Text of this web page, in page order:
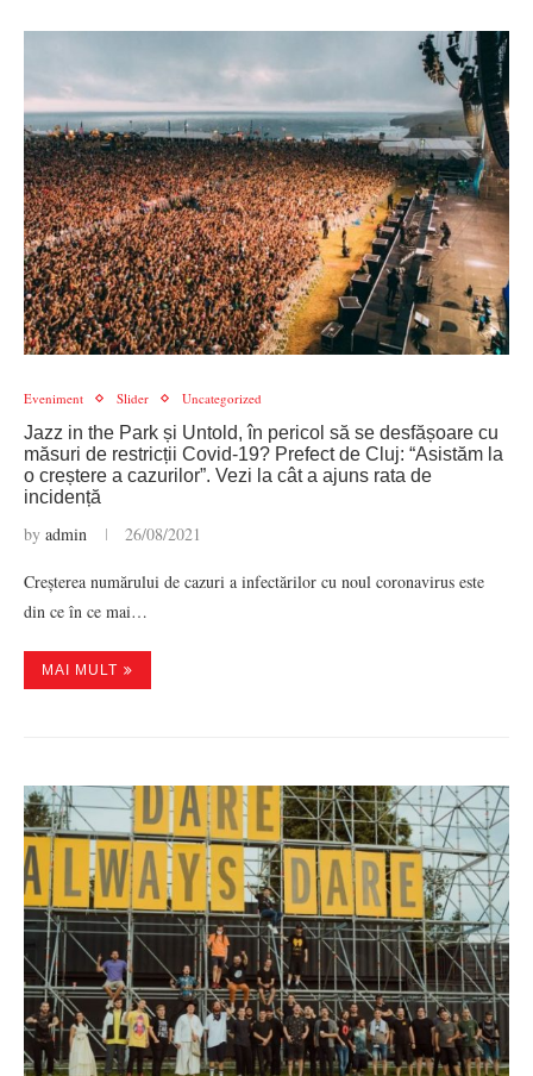
Eveniment Slider Uncategorized
Jazz in the Park și Untold, în pericol să se desfășoare cu
măsuri de restricții Covid-19? Prefect de Cluj: “Asistăm la
o creștere a cazurilor”. Vezi la cât a ajuns rata de
incidență
by admin 26/08/2021
Creșterea numărului de cazuri a infectărilor cu noul coronavirus este
din ce în ce mai…
MAI MULT